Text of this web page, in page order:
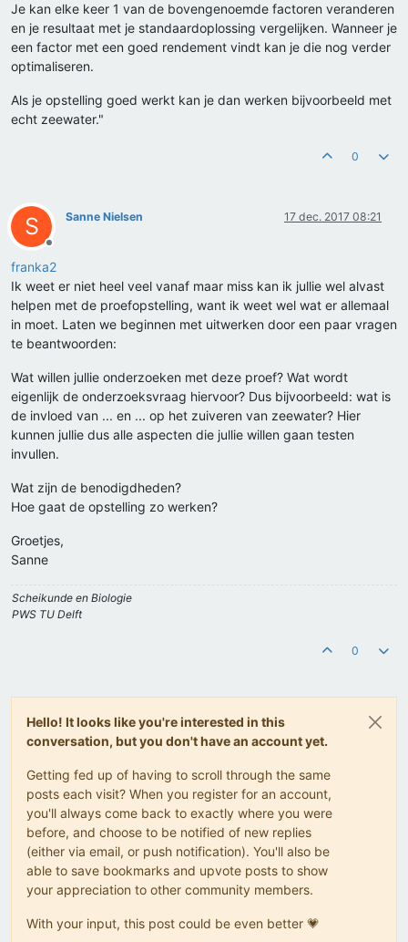
Je kan elke keer 1 van de bovengenoemde factoren veranderen
en je resultaat met je standaardoplossing vergelijken. Wanneer je
een factor met een goed rendement vindt kan je die nog verder
optimaliseren.
Als je opstelling goed werkt kan je dan werken bijvoorbeeld met
echt zeewater."
0
S
Offline
Sanne Nielsen 17 dec. 2017 08:21
franka2
Ik weet er niet heel veel vanaf maar miss kan ik jullie wel alvast
helpen met de proefopstelling, want ik weet wel wat er allemaal
in moet. Laten we beginnen met uitwerken door een paar vragen
te beantwoorden:
Wat willen jullie onderzoeken met deze proef? Wat wordt
eigenlijk de onderzoeksvraag hiervoor? Dus bijvoorbeeld: wat is
de invloed van ... en ... op het zuiveren van zeewater? Hier
kunnen jullie dus alle aspecten die jullie willen gaan testen
invullen.
Wat zijn de benodigdheden?
Hoe gaat de opstelling zo werken?
Groetjes,
Sanne
Scheikunde en Biologie
PWS TU Delft
0
Hello! It looks like you're interested in this
conversation, but you don't have an account yet.
Getting fed up of having to scroll through the same
posts each visit? When you register for an account,
you'll always come back to exactly where you were
before, and choose to be notified of new replies
(either via email, or push notification). You'll also be
able to save bookmarks and upvote posts to show
your appreciation to other community members.
With your input, this post could be even better 💗